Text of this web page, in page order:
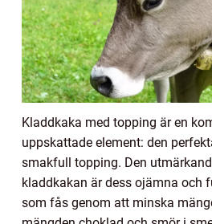
Kladdkaka med topping är en
uppskattade element: den
smakfull topping. Den
kladdkakan är dess ojämna och
som fås genom att minska